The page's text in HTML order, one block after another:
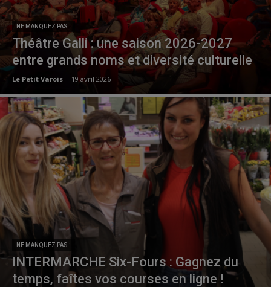
NE MANQUEZ PAS :
Théâtre Galli : une saison 2026-2027
entre grands noms et diversité culturelle
Le Petit Varois - 19 avril 2026
NE MANQUEZ PAS :
INTERMARCHE Six-Fours : Gagnez du
temps, faîtes vos courses en ligne !